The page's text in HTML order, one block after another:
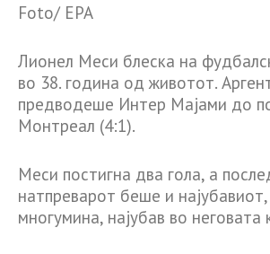
Foto/ EPA
Лионел Меси блеска на
во 38. година од животот.
предводеше Интер Мајами до
Монтреал (4:1).
Меси постигна два гола, а
натпреварот беше и
многумина, најубав во неговата